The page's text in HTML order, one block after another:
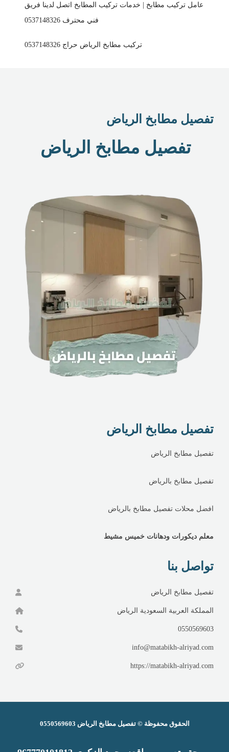
عامل تركيب مطابخ | خدمات تركيب المطابخ اتصل لدينا فريق
فني محترف 0537148326
تركيب مطابخ الرياض حراج 0537148326
تفصيل مطابخ الرياض
تفصيل مطابخ الرياض
تفصيل مطابخ الرياض
تفصيل مطابخ الرياض
تفصيل مطابخ بالرياض
افضل محلات تفصيل مطابخ بالرياض
معلم ديكورات ودهانات خميس مشيط
تواصل بنا
تفصيل مطابخ الرياض
المملكة العربية السعودية الرياض
0550569603
info@matabikh-alriyad.com
https://matabikh-alriyad.com
الحقوق محفوظة ©تفصيل مطابخ الرياض